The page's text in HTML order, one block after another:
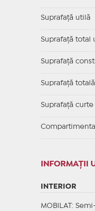
Suprafaţă utilă
Suprafaţă total
Suprafaţă
Suprafață
Suprafaţă curte
INFORMAŢII
INTERIOR
MOBILAT :